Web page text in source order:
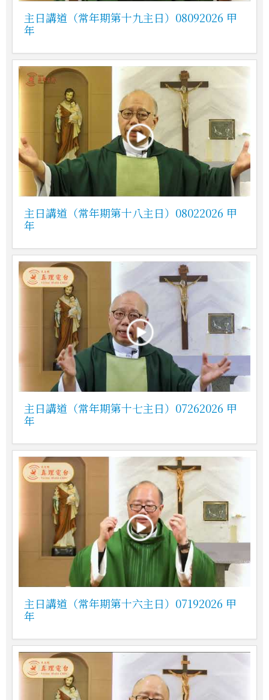
主日講道（常年期第十九主日）08092026 甲
年
主日講道（常年期第十八主日）08022026 甲
年
主日講道（常年期第十七主日）07262026 甲
年
主日講道（常年期第十六主日）07192026 甲
年